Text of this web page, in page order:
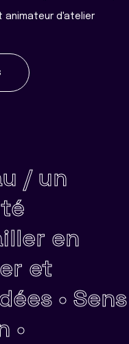
animateur d'atelier
/ un
en
et
• Sens
•